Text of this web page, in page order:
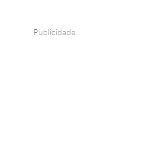
Publicidade